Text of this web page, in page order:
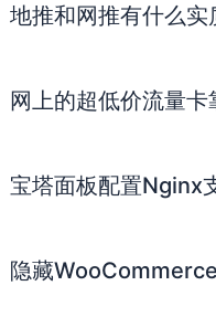
地推和网推有什么实
网上的超低价流量
宝塔面板配置Nginx
隐藏